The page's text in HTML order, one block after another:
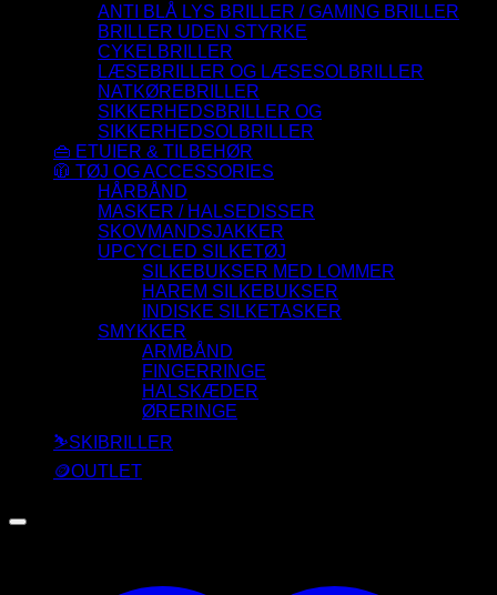
ANTI BLÅ LYS BRILLER / GAMING BRILLER
BRILLER UDEN STYRKE
CYKELBRILLER
LÆSEBRILLER OG LÆSESOLBRILLER
NATKØREBRILLER
SIKKERHEDSBRILLER OG
SIKKERHEDSOLBRILLER
👜 ETUIER & TILBEHØR
🧥 TØJ OG ACCESSORIES
HÅRBÅND
MASKER / HALSEDISSER
SKOVMANDSJAKKER
UPCYCLED SILKETØJ
SILKEBUKSER MED LOMMER
HAREM SILKEBUKSER
INDISKE SILKETASKER
SMYKKER
ARMBÅND
FINGERRINGE
HALSKÆDER
ØRERINGE
⛷️SKIBRILLER
🪙OUTLET